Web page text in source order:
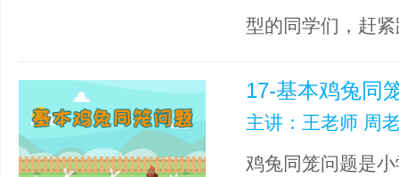
型的同学们，赶
17-基本鸡兔同
主讲：王老师 周
鸡兔同笼问题是